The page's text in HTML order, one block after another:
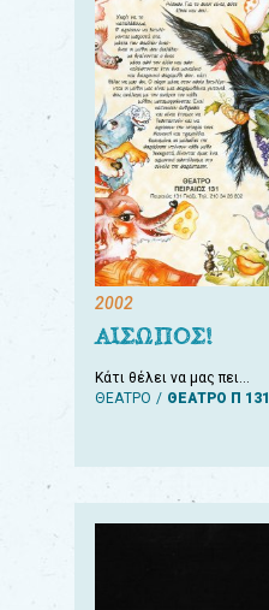
2002
ΑΙΣΩΠΟΣ!
Κάτι θέλει να μας πει…
ΘΕΑΤΡΟ
ΘΕΑΤΡΟ Π 131